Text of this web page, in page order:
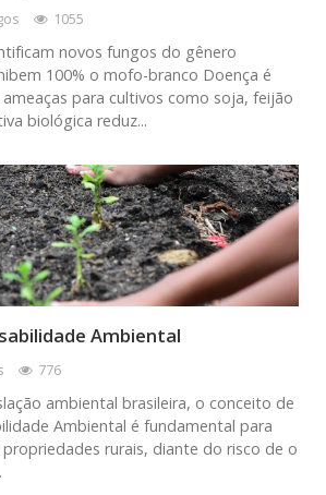
1055
novos fungos do gênero
100% o mofo-branco Doença é
para cultivos como soja, feijão
biológica reduz...
Ambiental
776
ambiental brasileira, o conceito de
Ambiental é fundamental para
rurais, diante do risco de o